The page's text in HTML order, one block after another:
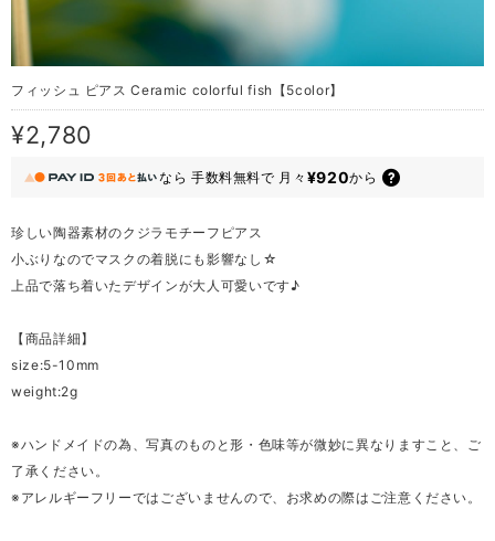
フィッシュ ピアス Ceramic colorful fish【5color】
¥2,780
なら 手数料無料で 月々 ¥920から
珍しい陶器素材のクジラモチーフピアス
小ぶりなのでマスクの着脱にも影響なし☆
上品で落ち着いたデザインが大人可愛いです♪
【商品詳細】
size:5-10mm
weight:2g
※ハンドメイドの為、写真のものと形・色味等が微妙に異なりますこと、ご
了承ください。
※アレルギーフリーではございませんので、お求めの際はご注意ください。